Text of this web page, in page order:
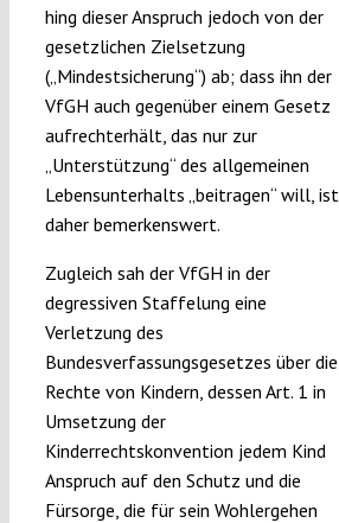
hing dieser Anspruch jedoch von der
gesetzlichen Zielsetzung
(„Mindestsicherung“) ab; dass ihn der
VfGH auch gegenüber einem Gesetz
aufrechterhält, das nur zur
„Unterstützung“ des allgemeinen
Lebensunterhalts „beitragen“ will, ist
daher bemerkenswert.
Zugleich sah der VfGH in der
degressiven Staffelung eine
Verletzung des
Bundesverfassungsgesetzes über die
Rechte von Kindern, dessen Art. 1 in
Umsetzung der
Kinderrechtskonvention jedem Kind
Anspruch auf den Schutz und die
Fürsorge, die für sein Wohlergehen